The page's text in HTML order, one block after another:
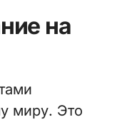
на
миру. Это